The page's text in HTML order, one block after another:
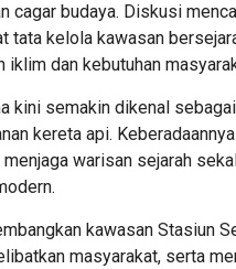
cagar budaya. Diskusi
tata kelola kawasan
dan kebutuhan
kini semakin dikenal
kereta api.
warisan sejarah
kawasan Stasiun
masyarakat, serta